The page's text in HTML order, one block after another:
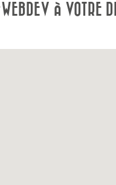
WEBDEV À VOTRE